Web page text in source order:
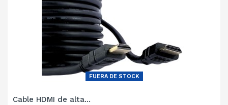
FUERA DE STOCK
Cable HDMI de alta...